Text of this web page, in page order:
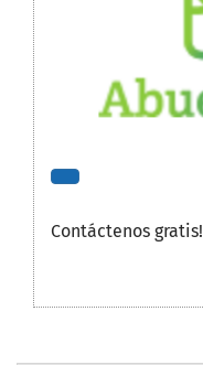
Contáctenos gratis!